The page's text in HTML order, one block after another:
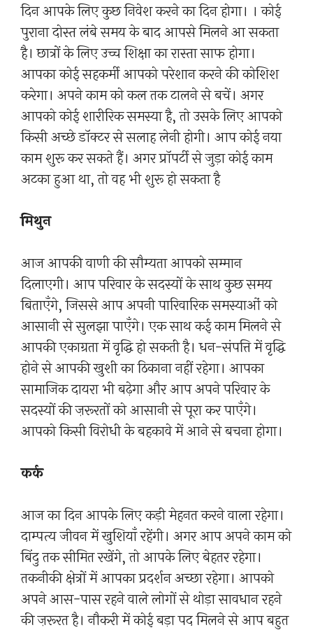
दिन आपके लिए कुछ निवेश करने का दिन होगा। । कोई
पुराना दोस्त लंबे समय के बाद आपसे मिलने आ सकता
है। छात्रों के लिए उच्च शिक्षा का रास्ता साफ होगा।
आपका कोई सहकर्मी आपको परेशान करने की कोशिश
करेगा। अपने काम को कल तक टालने से बचें। अगर
आपको कोई शारीरिक समस्या है, तो उसके लिए आपको
किसी अच्छे डॉक्टर से सलाह लेनी होगी। आप कोई नया
काम शुरू कर सकते हैं। अगर प्रॉपर्टी से जुड़ा कोई काम
अटका हुआ था, तो वह भी शुरू हो सकता है
मिथुन
आज आपकी वाणी की सौम्यता आपको सम्मान
दिलाएगी। आप परिवार के सदस्यों के साथ कुछ समय
बिताएँगे, जिससे आप अपनी पारिवारिक समस्याओं को
आसानी से सुलझा पाएँगे। एक साथ कई काम मिलने से
आपकी एकाग्रता में वृद्धि हो सकती है। धन-संपत्ति में वृद्धि
होने से आपकी खुशी का ठिकाना नहीं रहेगा। आपका
सामाजिक दायरा भी बढ़ेगा और आप अपने परिवार के
सदस्यों की ज़रूरतों को आसानी से पूरा कर पाएँगे।
आपको किसी विरोधी के बहकावे में आने से बचना होगा।
कर्क
आज का दिन आपके लिए कड़ी मेहनत करने वाला रहेगा।
दाम्पत्य जीवन में खुशियाँ रहेंगी। अगर आप अपने काम को
बिंदु तक सीमित रखेंगे, तो आपके लिए बेहतर रहेगा।
तकनीकी क्षेत्रों में आपका प्रदर्शन अच्छा रहेगा। आपको
अपने आस-पास रहने वाले लोगों से थोड़ा सावधान रहने
की ज़रूरत है। नौकरी में कोई बड़ा पद मिलने से आप बहुत